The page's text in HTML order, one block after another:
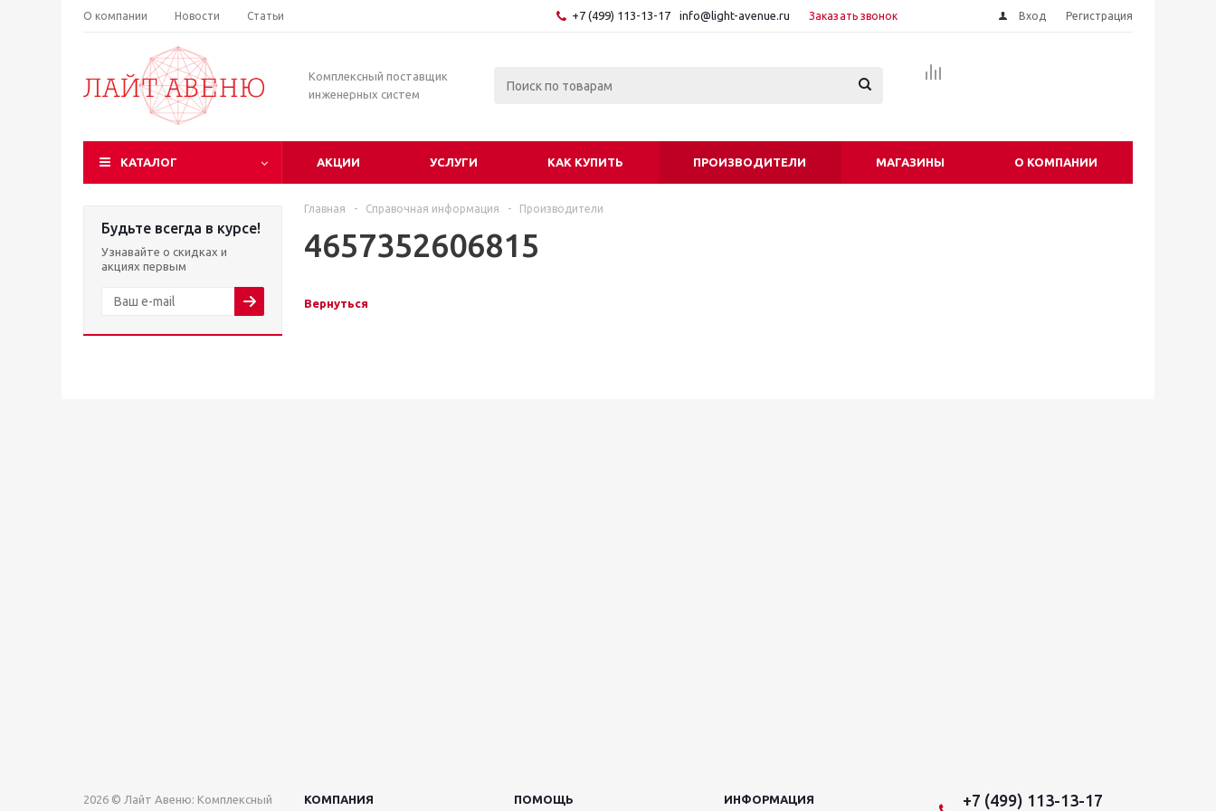
О компании Новости Статьи +7 (499) 113-13-17 info@light-avenue.ru Заказать звонок Вход Регистрация
Комплексный поставщик
инженерных систем
КАТАЛОГ АКЦИИ УСЛУГИ КАК КУПИТЬ ПРОИЗВОДИТЕЛИ МАГАЗИНЫ О КОМПАНИИ
Будьте всегда в курсе!
Узнавайте о скидках и
акциях первым
Главная - Справочная информация - Производители
4657352606815
Вернуться
2026 © Лайт Авеню: Комплексный
КОМПАНИЯ ПОМОЩЬ ИНФОРМАЦИЯ
+7 (499) 113-13-17